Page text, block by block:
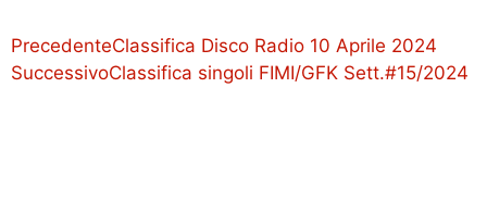
PrecedenteClassifica Disco Radio 10 Aprile 2024
SuccessivoClassifica singoli FIMI/GFK Sett.#15/2024